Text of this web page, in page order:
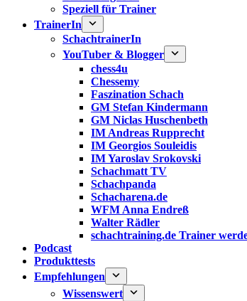
Speziell für Trainer
TrainerIn
SchachtrainerIn
YouTuber & Blogger
chess4u
Chessemy
Faszination Schach
GM Stefan Kindermann
GM Niclas Huschenbeth
IM Andreas Rupprecht
IM Georgios Souleidis
IM Yaroslav Srokovski
Schachmatt TV
Schachpanda
Schacharena.de
WFM Anna Endreß
Walter Rädler
schachtraining.de Trainer
Podcast
Produkttests
Empfehlungen
Wissenswert